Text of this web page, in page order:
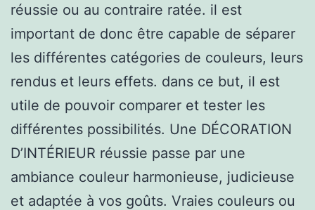
réussie ou au contraire ratée. il est
important de donc être capable de séparer
les différentes catégories de couleurs, leurs
rendus et leurs effets. dans ce but, il est
utile de pouvoir comparer et tester les
différentes possibilités. Une DÉCORATION
D’INTÉRIEUR réussie passe par une
ambiance couleur harmonieuse, judicieuse
et adaptée à vos goûts. Vraies couleurs ou